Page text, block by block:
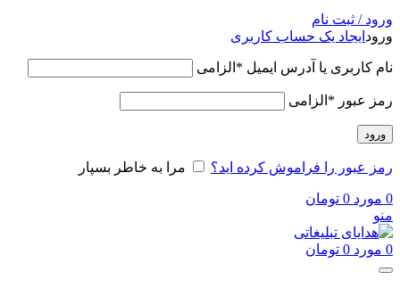
ورود / ثبت نام
ورود ایجاد یک حساب کاربری
نام کاربری یا آدرس ایمیل * الزامی
رمز عبور * الزامی
ورود
رمز عبور را فراموش کرده اید؟ مرا به خاطر بسپار
0 مورد 0 تومان
منو
0 مورد 0 تومان